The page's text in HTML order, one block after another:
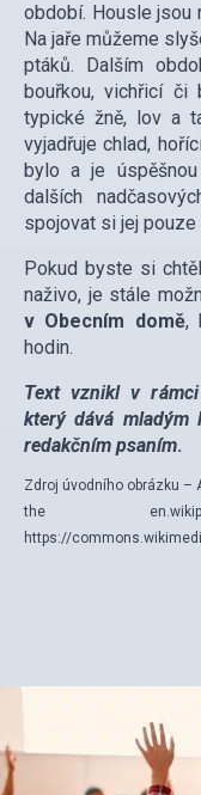
období. Housle jsou
Na jaře můžeme
ptáků. Dalším
bouřkou, vichřicí či
typické žně, lov a
vyjadřuje chlad,
bylo a je
dalších
spojovat si jej
Pokud byste si
naživo, je stále
v Obecním domě,
hodin.
Text vznikl v
který dává mladým
redakčním psaním.
Zdroj úvodního obrázku –
the
https://